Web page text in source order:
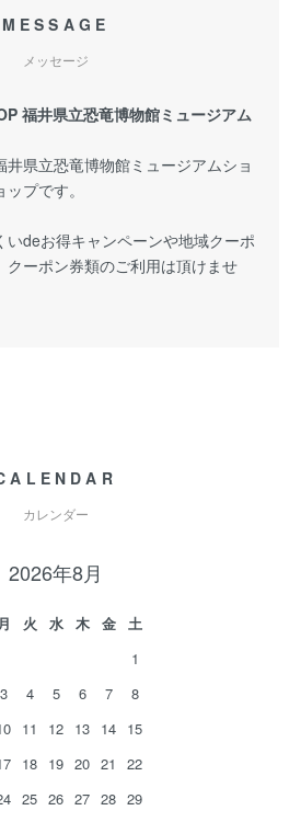
MESSAGE
メッセージ
福井県立恐竜博物館ミュージアム
県立恐竜博物館ミュージアムショ
プです。
いdeお得キャンペーンや地域クーポ
クーポン券類のご利用は頂けませ
カレンダー
2026年8月
月 火 水 木 金
土
1
3 4 5 6 7
8
11 12 13 14 15
18 19 20 21
22
25 26 27 28 29